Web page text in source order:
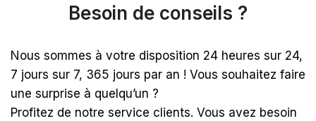
Besoin de conseils ?
Nous sommes à votre disposition 24 heures sur 24,
7 jours sur 7, 365 jours par an ! Vous souhaitez faire
une surprise à quelqu’un ?
Profitez de notre service clients. Vous avez besoin